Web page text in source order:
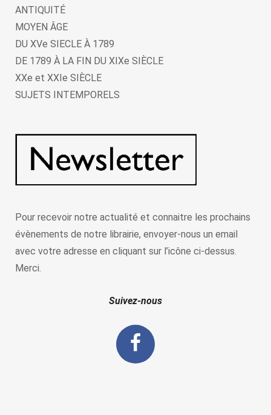
ANTIQUITÉ
MOYEN ÂGE
DU XVe SIECLE À 1789
DE 1789 À LA FIN DU XIXe SIÈCLE
XXe et XXIe SIÈCLE
SUJETS INTEMPORELS
Pour recevoir notre actualité et connaitre les prochains
évènements de notre librairie, envoyer-nous un email
avec votre adresse en cliquant sur l’icône ci-dessus.
Merci.
Suivez-nous